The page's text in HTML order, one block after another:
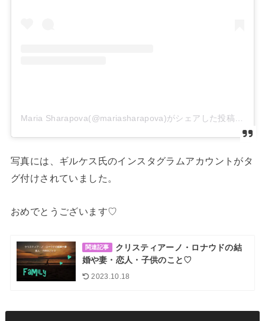
写真には、ギルケス氏のインスタグラムアカウントがタ
グ付けされていました。
おめでとうございます♡
関連記事
クリスティアーノ・ロナウドの結
婚や妻・恋人・子供のこと♡
2023.10.18